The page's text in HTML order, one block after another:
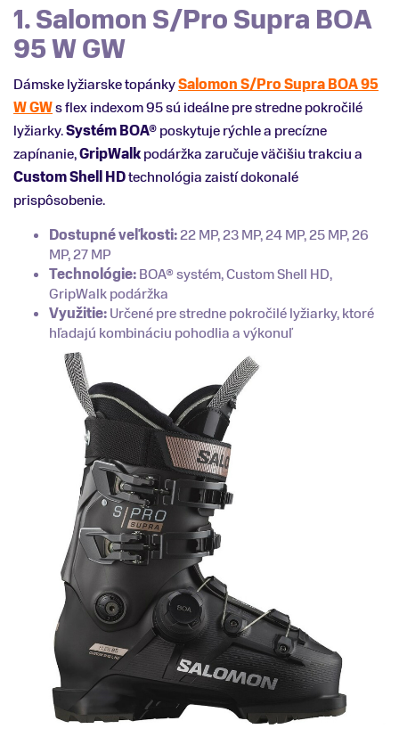
1. Salomon S/Pro Supra BOA
95 W GW
Dámske lyžiarske topánkySalomon S/Pro Supra BOA 95
W GWs flex indexom 95 sú ideálne pre stredne pokročilé
lyžiarky.Systém BOA®poskytuje rýchle a precízne
zapínanie,GripWalkpodáržka zaručuje väčišiu trakciu a
Custom Shell HDtechnológia zaistí dokonalé
prispôsobenie.
Dostupné veľkosti:22 MP, 23 MP, 24 MP, 25 MP, 26
MP, 27 MP
Technológie:BOA® systém, Custom Shell HD,
GripWalk podáržka
Využitie:Určené pre stredne pokročilé lyžiarky, ktoré
hľadajú kombináciu pohodlia a výkonuľ